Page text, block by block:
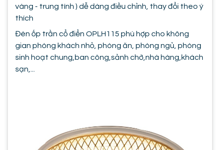
vàng - trung tính ) dễ dàng điều chỉnh, thay đổi theo ý
thích
Đèn ốp trần cổ điển OPLH115 phù hợp cho không
gian phòng khách nhỏ, phòng ăn, phòng ngủ, phòng
sinh hoạt chung,ban công,sảnh chờ,nhà hàng,khách
sạn,...